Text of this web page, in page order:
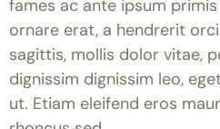
fames ac ante ipsum
ornare erat, a hendrerit
sagittis, mollis dolor vitae,
dignissim dignissim leo,
ut. Etiam eleifend eros